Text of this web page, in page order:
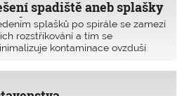
spadiště aneb splašky
tobogánu
splašků po spirále se zamezí
rozstřikování a tím se
kontaminace ovzduší
Z pohledu budoucího